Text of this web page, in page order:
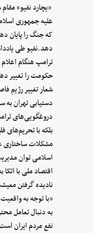
«یچارد نفیو»
علیه جمهوری
که جنگ را پایان
دهد.نفیو طی
ترامپ هنگام
حکومت را تغییر
شعار تغییر رژیم
دستیابی تهران به
دروغگویی‌های
بلکه با تحریم‌های
مشکلات ساختاری
اسلامی توان
اقتصاد ملی با
نادیده گرفتن
«با توجه به
به دنبال تعامل
نفع مردم ایران